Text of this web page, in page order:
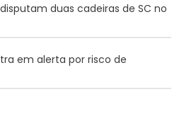
duas cadeiras de SC no
em alerta por risco de